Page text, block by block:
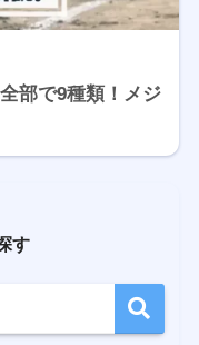
部で9種類！メジ
す